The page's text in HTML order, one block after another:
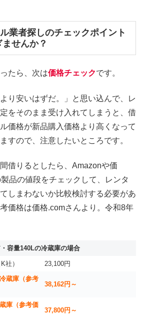
業者探しのチェックポイント
せんか？
たら、次は価格チェックです。
り安いはずだ。」と思い込んで、レ
をそのまま受け入れてしまうと、借
価格が新品購入価格より高くなって
すので、注意したいところです。
借りるとしたら、Amazonや価
品の値段をチェックして、レンタ
しまわないか比較検討する必要があ
価格は価格.comさんより。令和8年
容量140Lの冷蔵庫の場合
社）
23,100円
蔵庫（参考
38,162円～
庫（参考価
37,800円～